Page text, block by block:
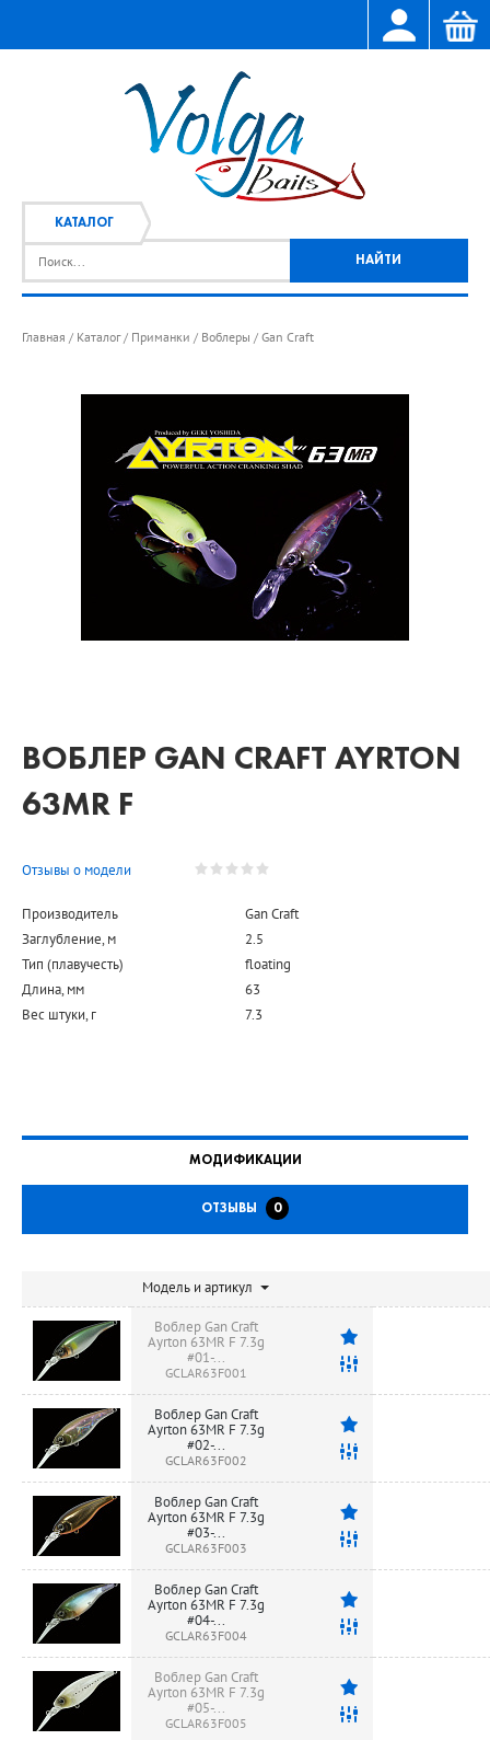
КАТАЛОГ
Главная / Каталог / Приманки / Воблеры / Gan Craft
ВОБЛЕР GAN CRAFT AYRTON
63MR F
Отзывы о модели
Производитель
Gan Craft
Заглубление, м
2.5
Тип (плавучесть)
floating
Длина, мм
63
Вес штуки, г
7.3
МОДИФИКАЦИИ
ОТЗЫВЫ 0
Модель и артикул
Воблер Gan Craft
Ayrton 63MR F 7.3g
#01-...
GCLAR63F001
Воблер Gan Craft
Ayrton 63MR F 7.3g
#02-...
GCLAR63F002
Воблер Gan Craft
Ayrton 63MR F 7.3g
#03-...
GCLAR63F003
Воблер Gan Craft
Ayrton 63MR F 7.3g
#04-...
GCLAR63F004
Воблер Gan Craft
Ayrton 63MR F 7.3g
#05-...
GCLAR63F005